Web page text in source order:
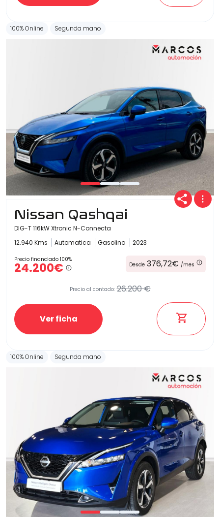
100% Online Segunda mano
Nissan Qashqai
DIG-T 116kW Xtronic N-Connecta
12.940 Kms
Automatica Gasolina 2023
Precio financiado 100%
24.200€ Desde 376,72€ /mes
Precio al contado: 26.200 €
Ver ficha
100% Online Segunda mano